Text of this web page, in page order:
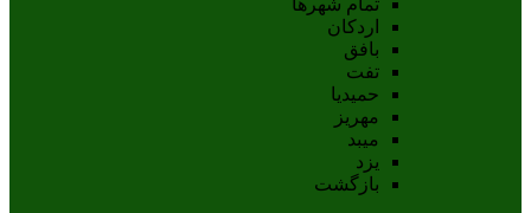
اردکان
بافق
تفت
حميديا
مهریز
ميبد
يزد
بازگشت